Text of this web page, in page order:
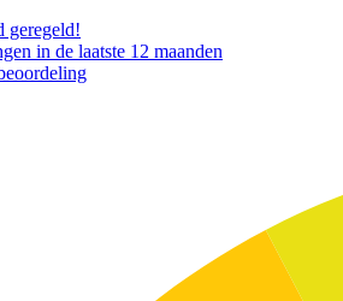
geregeld!
in de laatste 12 maanden